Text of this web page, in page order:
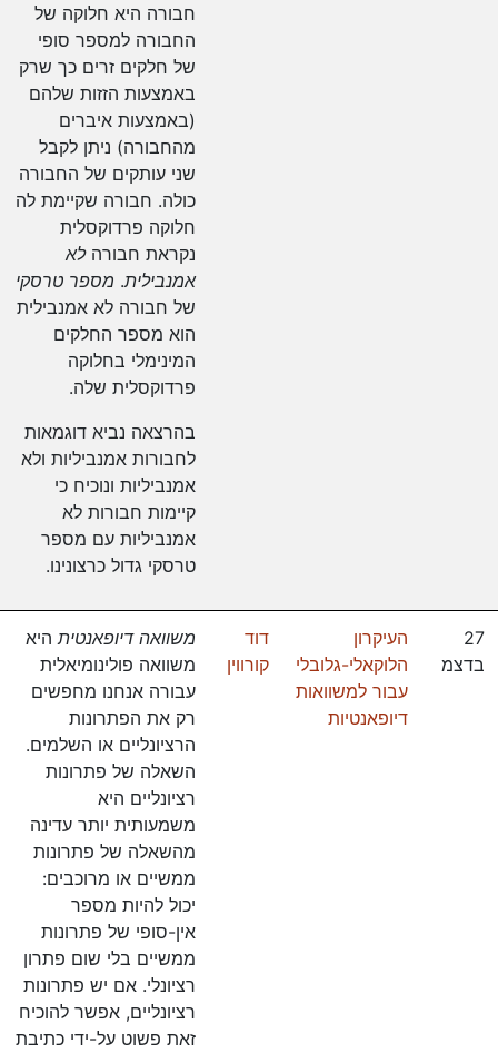
חבורה היא חלוקה של
החבורה למספר סופי
של חלקים זרים כך שרק
באמצעות הזזות שלהם
(באמצעות איברים
מהחבורה) ניתן לקבל
שני עותקים של החבורה
כולה. חבורה שקיימת לה
חלוקה פרדוקסלית
נקראת חבורהלא
אמנבילית. מספר טרסקי
של חבורה לא אמנבילית
הוא מספר החלקים
המינימלי בחלוקה
פרדוקסלית שלה.
בהרצאה נביא דוגמאות
לחבורות אמנביליות ולא
אמנביליות ונוכיח כי
קיימות חבורות לא
אמנביליות עם מספר
טרסקי גדול כרצונינו.
27
בדצמ
העיקרון
הלוקאלי-גלובלי
עבור למשוואות
דיופאנטיות
דוד
קורווין
משוואה דיופאנטיתהיא
משוואה פולינומיאלית
עבורה אנחנו מחפשים
רק את הפתרונות
הרציונליים או השלמים.
השאלה של פתרונות
רציונליים היא
משמעותית יותר עדינה
מהשאלה של פתרונות
ממשיים או מרוכבים:
יכול להיות מספר
אין-סופי של פתרונות
ממשיים בלי שום פתרון
רציונלי. אם יש פתרונות
רציונליים, אפשר להוכיח
זאת פשוט על-ידי כתיבת